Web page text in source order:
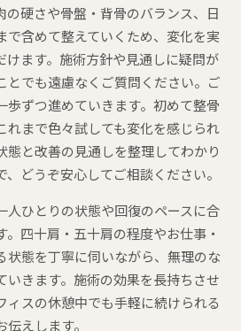
の硬さや骨盤・背骨のバランス、日
で含めて整えていくため、変化を実
けます。施術方針や見通しに疑問が
とでも遠慮なくご質問ください。ご
歩ずつ進めていきます。初めて整骨
れまで色々試しても変化を感じられ
態と改善の見通しを整理してわかり
どうぞ安心してご相談ください。
人ひとりの状態や回復のペースに合
四十肩・五十肩の程度やお仕事・
状態を丁寧に伺いながら、無理のな
いきます。施術の効果を長持ちさせ
ィスの休憩中でも手軽に続けられる
えします。